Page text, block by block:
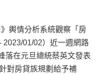
》輿情分析系統觀察「房
2023/01/02）近一週網路
落在元旦總統蔡英文發表
對房貸族規劃給予補